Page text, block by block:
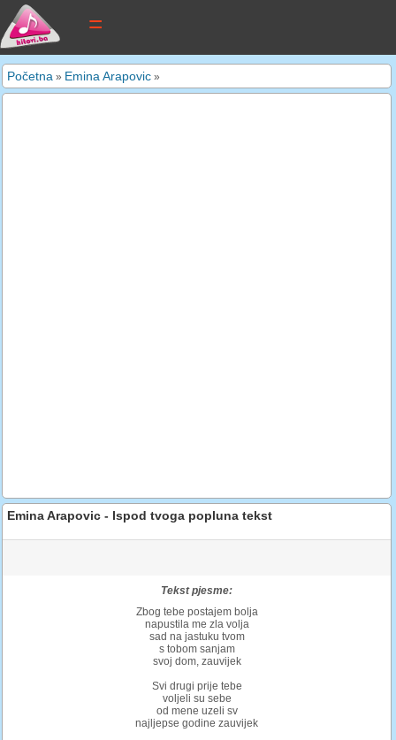
tekstovi pjesama
Početna » Emina Arapovic »
Emina Arapovic - Ispod tvoga popluna tekst
Tekst pjesme:
Zbog tebe postajem bolja
napustila me zla volja
sad na jastuku tvom
s tobom sanjam
svoj dom, zauvijek
Svi drugi prije tebe
voljeli su sebe
od mene uzeli sv
najljepse godine zauvijek